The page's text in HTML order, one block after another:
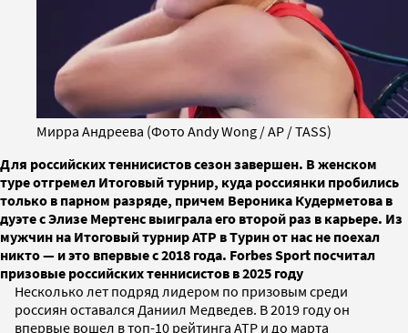
Мирра Андреева (Фото Andy Wong / AP / TASS)
Для российских теннисистов сезон завершен. В женском
туре отгремел Итоговый турнир, куда россиянки пробились
только в парном разряде, причем Вероника Кудерметова в
дуэте с Элизе Мертенс выиграла его второй раз в карьере. Из
мужчин на Итоговый турнир ATP в Турин от нас не поехал
никто — и это впервые с 2018 года. Forbes Sport посчитал
призовые российских теннисистов в 2025 году
Несколько лет подряд лидером по призовым среди
россиян оставался Даниил Медведев. В 2019 году он
впервые вошел в топ-10 рейтинга ATP и до марта